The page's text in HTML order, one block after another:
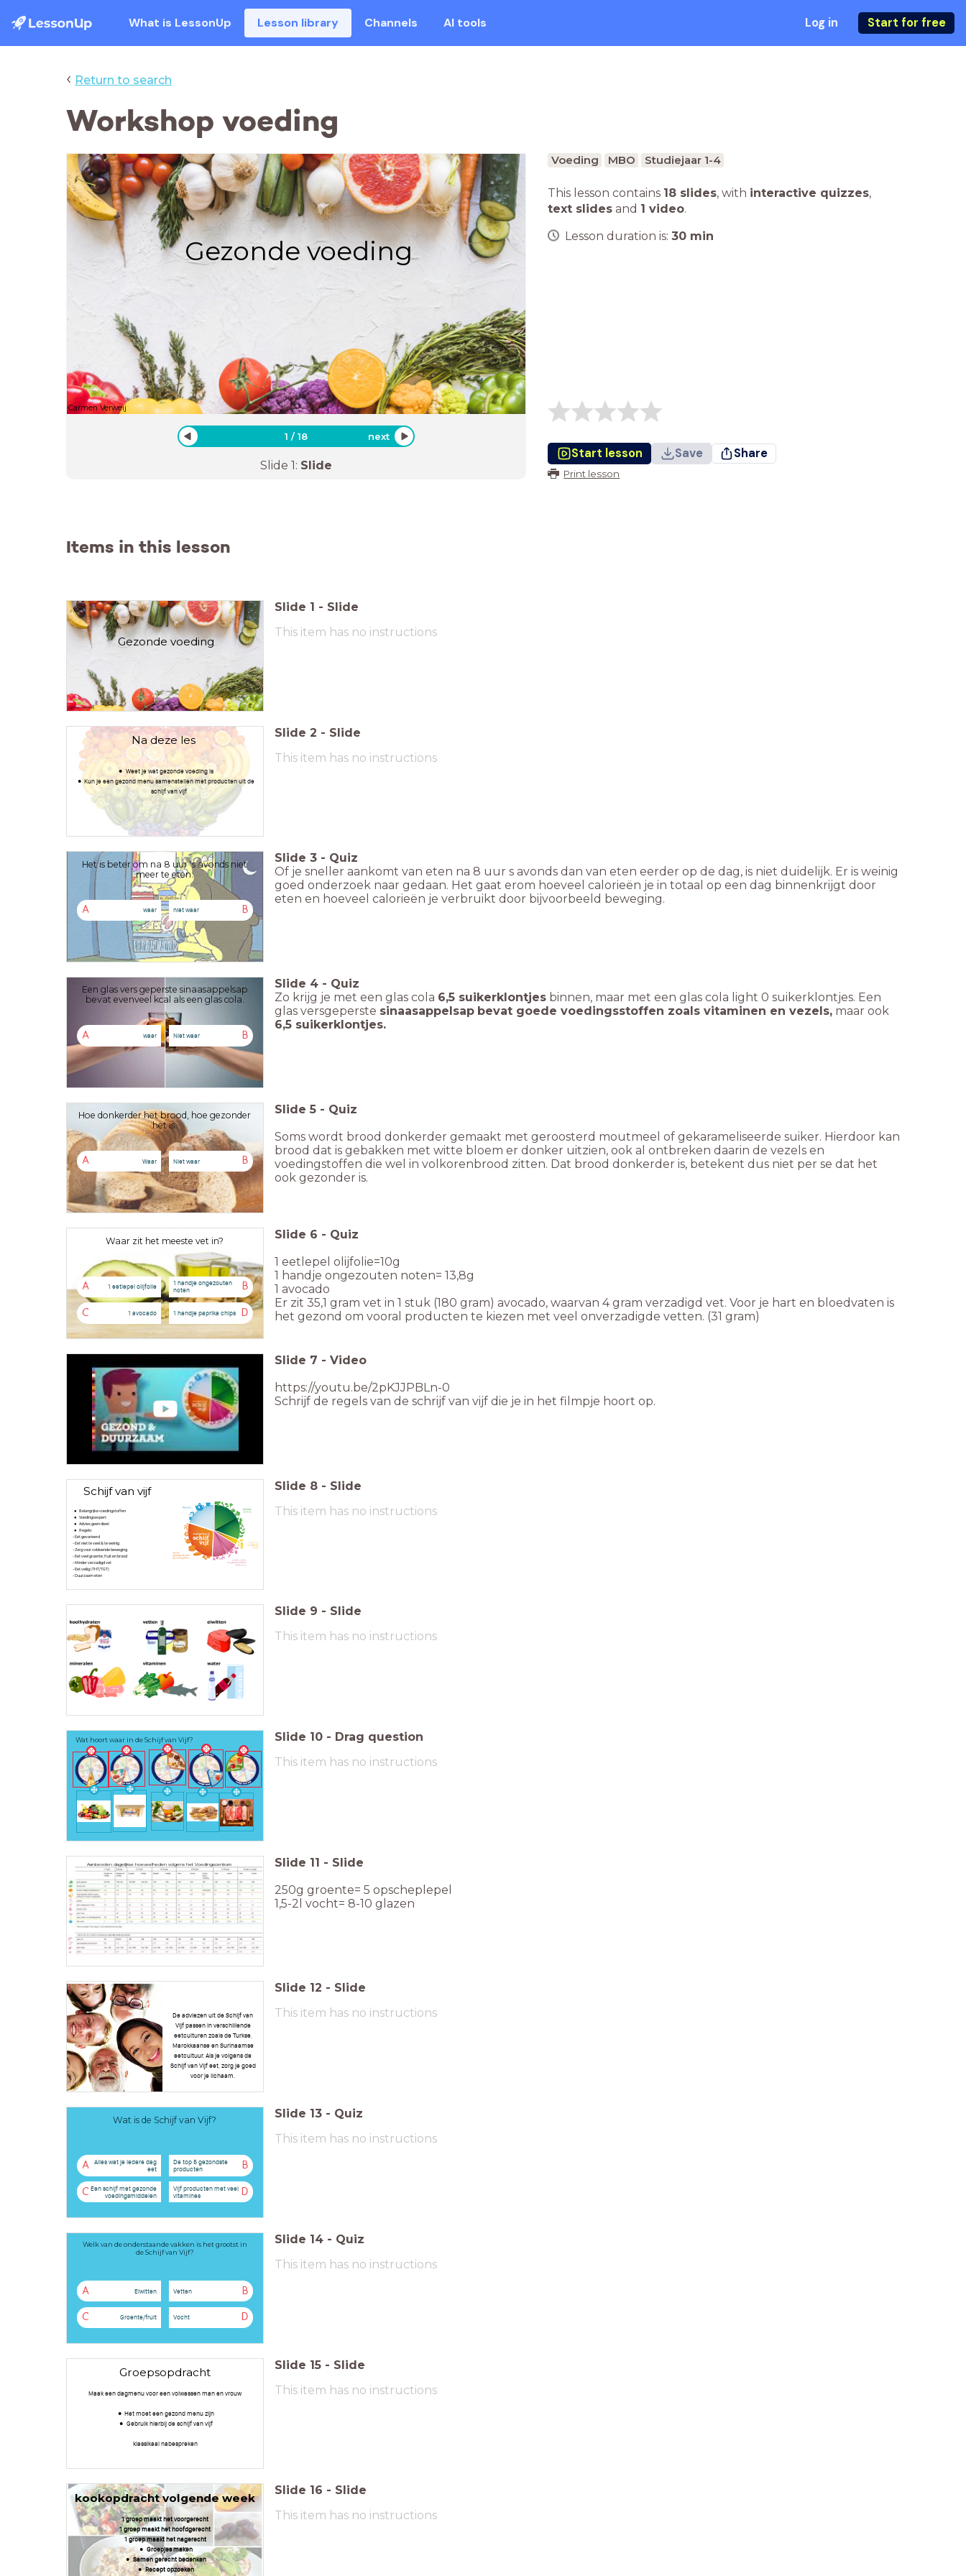
What is LessonUp Lesson library Channels AI tools Log in Start for free
‹ Return to search
Workshop voeding
Gezonde voeding
Carmen Verweij
1 /18 next
Slide 1: Slide
Voeding MBO Studiejaar 1-4
This lesson contains 18 slides, with interactive quizzes,
text slides and 1 video.
Lesson duration is: 30 min
Start lesson Save Share
Print lesson
Items in this lesson
Gezonde voeding
Carmen Verweij
Slide 1 - Slide
This item has no instructions
Na deze les
Weet je wat gezonde voeding is
Kun je een gezond menu samenstellen met producten uit de
schijf van vijf
Slide 2 - Slide
This item has no instructions
Het is beter om na 8 uur 's avonds niet
meer te eten.
A waar B
niet waar
Slide 3 - Quiz
Of je sneller aankomt van eten na 8 uur s avonds dan van eten eerder op de dag, is niet duidelijk. Er is weinig
goed onderzoek naar gedaan. Het gaat erom hoeveel calorieën je in totaal op een dag binnenkrijgt door
eten en hoeveel calorieën je verbruikt door bijvoorbeeld beweging.
Een glas vers geperste sinaasappelsap
bevat evenveel kcal als een glas cola.
A waar B
Niet waar
Slide 4 - Quiz
Zo krijg je met een glas cola 6,5 suikerklontjes binnen, maar met een glas cola light 0 suikerklontjes. Een
glas versgeperste sinaasappelsap bevat goede voedingsstoffen zoals vitaminen en vezels, maar ook
6,5 suikerklontjes.
Hoe donkerder het brood, hoe gezonder
het is.
A Waar B
Niet waar
Slide 5 - Quiz
Soms wordt brood donkerder gemaakt met geroosterd moutmeel of gekarameliseerde suiker. Hierdoor kan
brood dat is gebakken met witte bloem er donker uitzien, ook al ontbreken daarin de vezels en
voedingstoffen die wel in volkorenbrood zitten. Dat brood donkerder is, betekent dus niet per se dat het
ook gezonder is.
Waar zit het meeste vet in?
A 1 eetlepel olijfolie B
1 handje ongezouten
noten
C 1 avocado D
1 handje paprika chips
Slide 6 - Quiz
1 eetlepel olijfolie=10g
1 handje ongezouten noten= 13,8g
1 avocado
Er zit 35,1 gram vet in 1 stuk (180 gram) avocado, waarvan 4 gram verzadigd vet. Voor je hart en bloedvaten is
het gezond om vooral producten te kiezen met veel onverzadigde vetten. (31 gram)
Slide 7 - Video
https://youtu.be/2pKJJPBLn-0
Schrijf de regels van de schrijf van vijf die je in het filmpje hoort op.
Schijf van vijf
Belangrijke voedingstoffen
Voedingsexpert
Advies geen dieet
Regels:
- Eet gevarieerd
- Eet niet te veel & te weinig
- Zorg voor voldoende beweging
- Eet veel groente, fruit en brood
- Minder verzadigd vet
- Eet veilig (THT/TGT)
- Duurzaam eten
Slide 8 - Slide
This item has no instructions
Slide 9 - Slide
This item has no instructions
Wat hoort waar in de Schijf van Vijf? Slide 10 - Drag question
This item has no instructions
Aanbevolen dagelijkse hoeveelheden volgens het Voedingscentrum Slide 11 - Slide
250g groente= 5 opscheplepel
1,5-2l vocht= 8-10 glazen
De adviezen uit de Schijf van
Vijf passen in verschillende
eetculturen zoals de Turkse,
Marokkaanse en Surinaamse
eetcultuur. Als je volgens de
Schijf van Vijf eet, zorg je goed
voor je lichaam.
Slide 12 - Slide
This item has no instructions
Wat is de Schijf van Vijf?
A
Alles wat je iedere dag
eet
B
De top 5 gezondste
producten
C Een schijf met gezonde
voedingsmiddelen
D
Vijf producten met veel
vitamines
Slide 13 - Quiz
This item has no instructions
Welk van de onderstaande vakken is het grootst in
de Schijf van Vijf?
A Eiwitten B
Vetten
C Groente/fruit D
Vocht
Slide 14 - Quiz
This item has no instructions
Groepsopdracht
Maak een dagmenu voor een volwassen man en vrouw
Het moet een gezond menu zijn
Gebruik hierbij de schijf van vijf
klassikaal nabespreken
Slide 15 - Slide
This item has no instructions
kookopdracht volgende week
1 groep maakt het voorgerecht
1 groep maakt het hoofdgerecht
1 groep maakt het nagerecht
Groepjes maken
Samen gerecht bedenken
Recept opzoeken
Slide 16 - Slide
This item has no instructions